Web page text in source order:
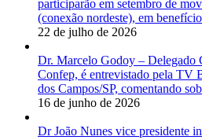
participarão em setembro de
(conexão nordeste), em
22 de julho de 2026
Dr. Marcelo Godoy – Delegado
Confep, é entrevistado pela TV
dos Campos/SP, comentando
16 de junho de 2026
Dr João Nunes vice presidente